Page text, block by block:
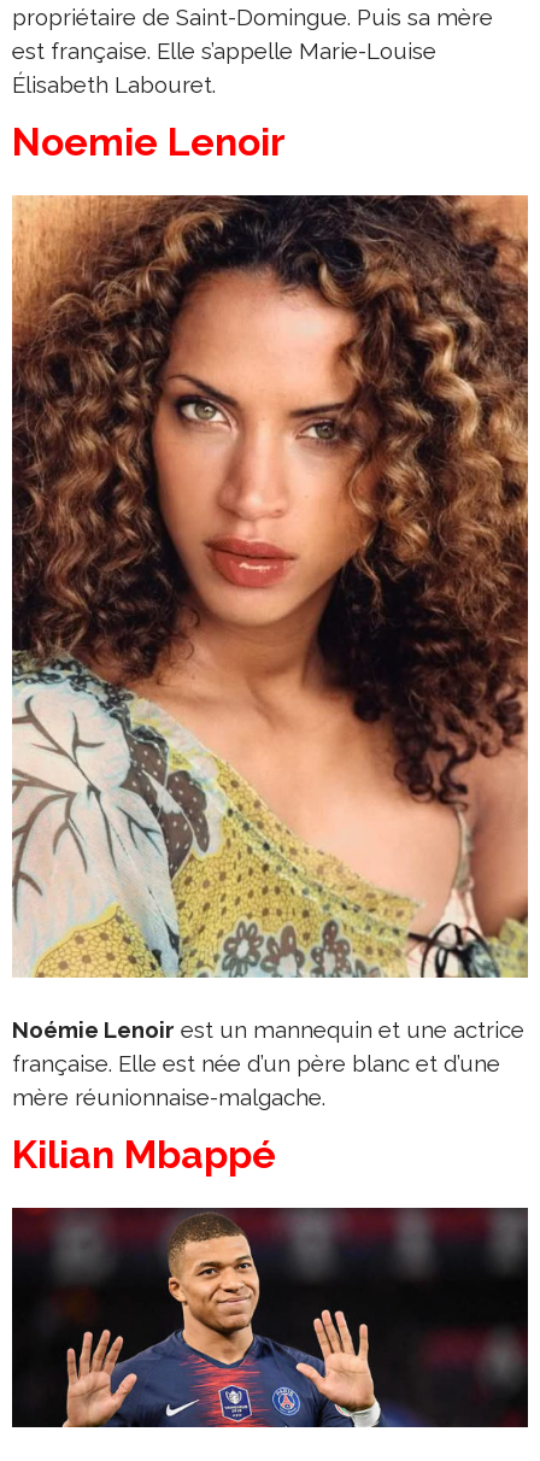
propriétaire de Saint-Domingue. Puis sa mère
est française. Elle s’appelle Marie-Louise
Élisabeth Labouret.
Noemie Lenoir
Noémie Lenoir est un mannequin et une actrice
française. Elle est née d’un père blanc et d’une
mère réunionnaise-malgache.
Kilian Mbappé